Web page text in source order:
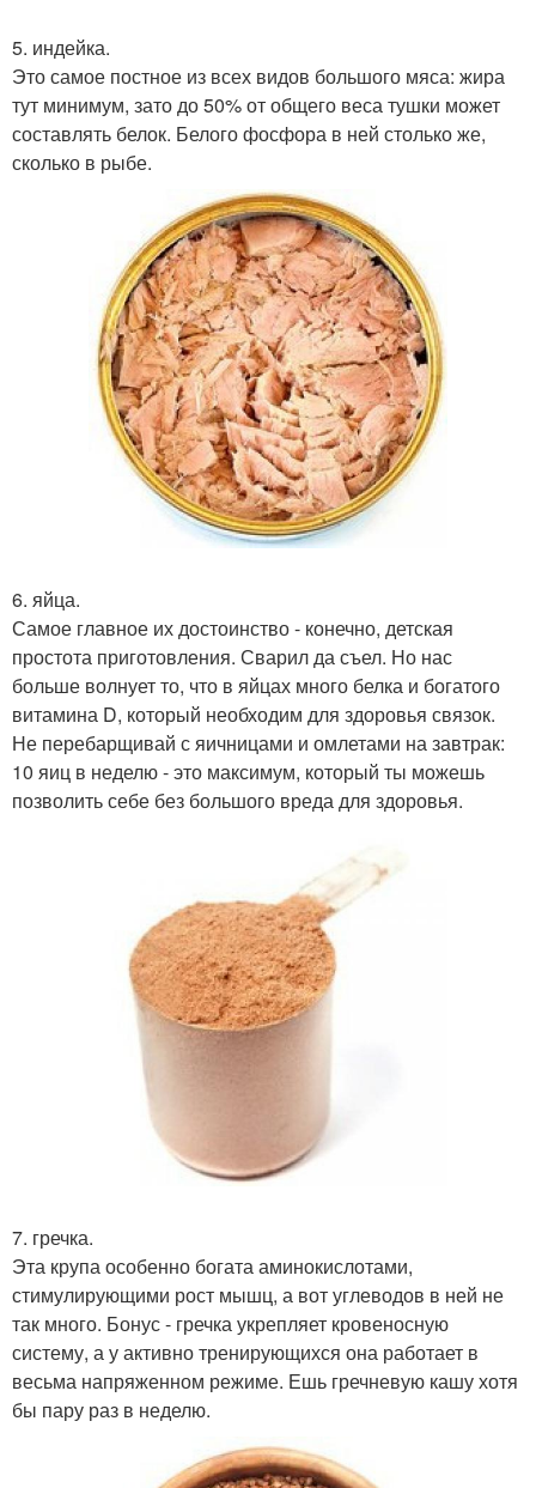
5. индейка.
Это самое постное из всех видов большого мяса: жира
тут минимум, зато до 50% от общего веса тушки может
составлять белок. Белого фосфора в ней столько же,
сколько в рыбе.
6. яйца.
Самое главное их достоинство - конечно, детская
простота приготовления. Сварил да съел. Но нас
больше волнует то, что в яйцах много белка и богатого
витамина D, который необходим для здоровья связок.
Не перебарщивай с яичницами и омлетами на завтрак:
10 яиц в неделю - это максимум, который ты можешь
позволить себе без большого вреда для здоровья.
7. гречка.
Эта крупа особенно богата аминокислотами,
стимулирующими рост мышц, а вот углеводов в ней не
так много. Бонус - гречка укрепляет кровеносную
систему, а у активно тренирующихся она работает в
весьма напряженном режиме. Ешь гречневую кашу хотя
бы пару раз в неделю.